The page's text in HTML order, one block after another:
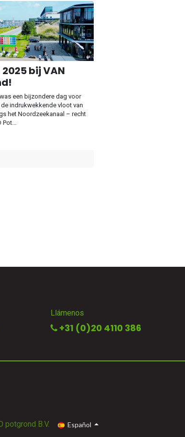
bij VAN
een bijzondere dag voor
indrukwekkende vloot van
het Noordzeekanaal – recht
Pot...
Llámenos
+31 (0)20 4110 386
potgrond B.V. Español